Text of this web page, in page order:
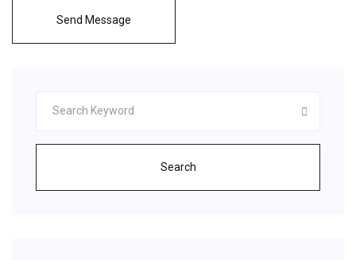
Send Message
Search